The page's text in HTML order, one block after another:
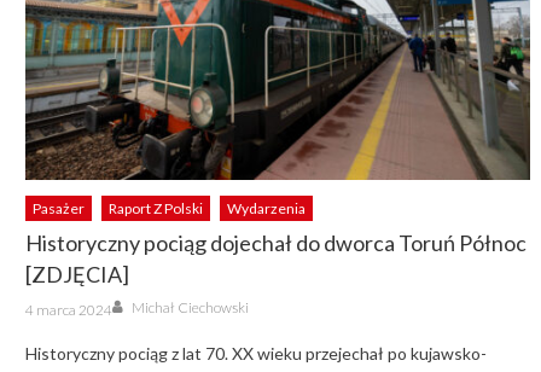
Pasażer Raport Z Polski Wydarzenia
Historyczny pociąg dojechał do dworca Toruń Północ
[ZDJĘCIA]
Posted
on
4 marca 2024 Author
Michał Ciechowski
Historyczny pociąg z lat 70. XX wieku przejechał po kujawsko-